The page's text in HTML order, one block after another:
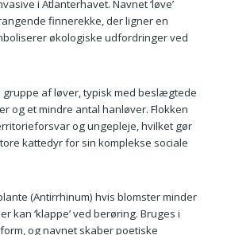
i Atlanterhavet. Navnet ‘løve’
finnerekke, der ligner en
økologiske udfordringer ved
gruppe af løver, typisk med beslægtede
og et mindre antal hanløver. Flokken
og ungepleje, hvilket gør
kattedyr for sin komplekse sociale
(Antirrhinum) hvis blomster minder
kan ‘klappe’ ved berøring. Bruges i
og navnet skaber poetiske